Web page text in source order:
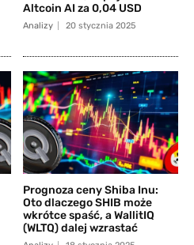
Altcoin AI za 0,04 USD
Analizy 20 stycznia 2025
Prognoza ceny Shiba Inu:
Oto dlaczego SHIB może
wkrótce spaść, a WallitIQ
(WLTQ) dalej wzrastać